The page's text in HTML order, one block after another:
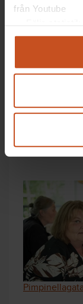
från Youtube
Analysera
Du kan när
De fick bukt